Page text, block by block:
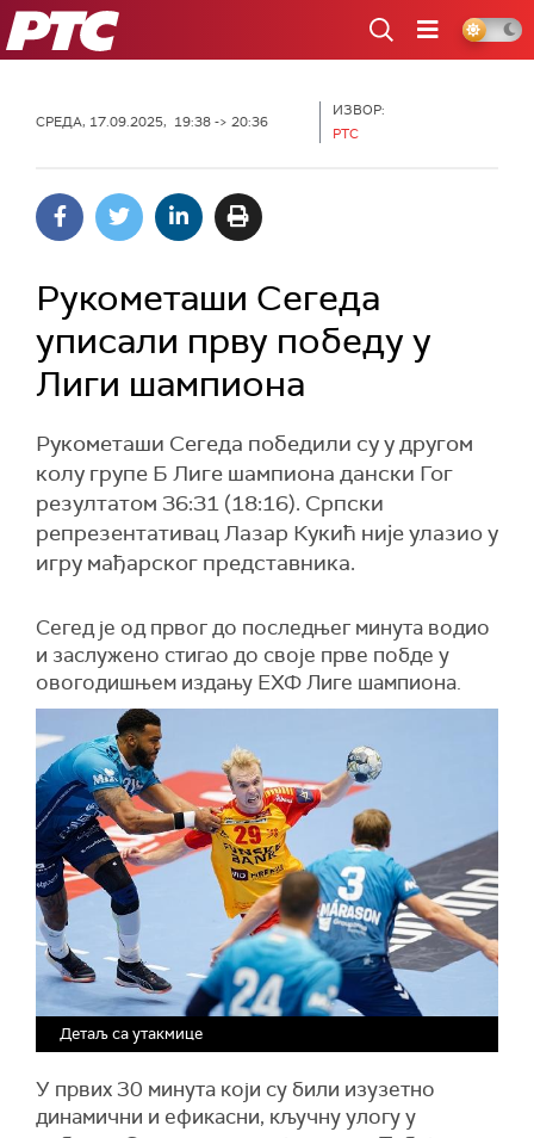
РТС
СРЕДА, 17.09.2025, 19:38 -> 20:36
ИЗВОР:
РТС
Рукометаши Сегеда
уписали прву победу у
Лиги шампиона
Рукометаши Сегеда победили су у другом
колу групе Б Лиге шампиона дански Гог
резултатом 36:31 (18:16). Српски
репрезентативац Лазар Кукић није улазио у
игру мађарског представника.
Сегед је од првог до последњег минута водио
и заслужено стигао до своје прве побде у
овогодишњем издању ЕХФ Лиге шампиона.
Детаљ са утакмице
У првих 30 минута који су били изузетно
динамични и ефикасни, кључну улогу у